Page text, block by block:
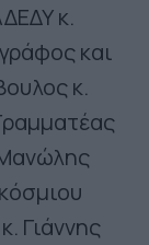
κ.
και
κ.
Γιάννης